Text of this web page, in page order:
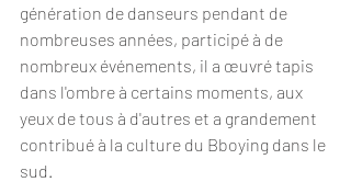
génération de danseurs pendant de
nombreuses années, participé à de
nombreux événements, il a œuvré tapis
dans l'ombre à certains moments, aux
yeux de tous à d'autres et a grandement
contribué à la culture du Bboying dans le
sud.